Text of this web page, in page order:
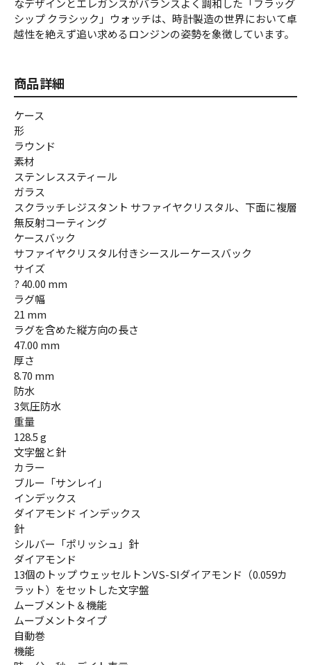
なデザインとエレガンスがバランスよく調和した「フラッグ
シップ クラシック」ウォッチは、時計製造の世界において卓
越性を絶えず追い求めるロンジンの姿勢を象徴しています。
商品詳細
ケース
形
ラウンド
素材
ステンレススティール
ガラス
スクラッチレジスタント サファイヤクリスタル、下面に複層
無反射コーティング
ケースバック
サファイヤクリスタル付きシースルーケースバック
サイズ
? 40.00 mm
ラグ幅
21 mm
ラグを含めた縦方向の長さ
47.00 mm
厚さ
8.70 mm
防水
3気圧防水
重量
128.5 g
文字盤と針
カラー
ブルー「サンレイ」
インデックス
ダイアモンド インデックス
針
シルバー「ポリッシュ」針
ダイアモンド
13個のトップ ウェッセルトンVS-SIダイアモンド（0.059カ
ラット）をセットした文字盤
ムーブメント＆機能
ムーブメントタイプ
自動巻
機能